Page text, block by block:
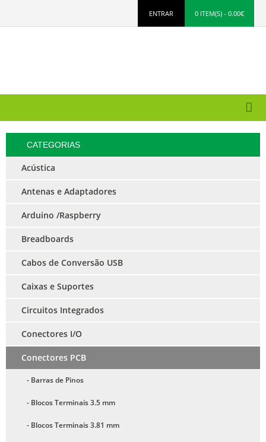
ENTRAR 0 ITEM(S) - 0.00€
CATEGORIAS
Acústica
Antenas e Adaptadores
Arduino /Raspberry
Breadboards
Cabos de Conversão USB
Caixas e Suportes
Circuitos Integrados
Conectores I/O
Conectores PCB
- Barras de Pinos
- Blocos Terminais 3.5 mm
- Blocos Terminais 3.81 mm